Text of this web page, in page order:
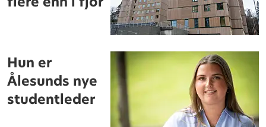
Hun er
Ålesunds nye
studentleder